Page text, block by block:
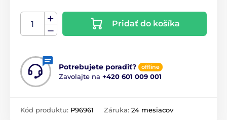
Pridať do košíka
Potrebujete poradiť? offline
Zavolajte na +420 601 009 001
Kód produktu: P96961 Záruka: 24 mesiacov